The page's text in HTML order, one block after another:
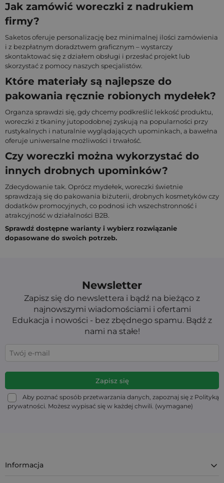
Jak zamówić woreczki z nadrukiem
firmy?
Saketos oferuje personalizację bez minimalnej ilości zamówienia
i z bezpłatnym doradztwem graficznym – wystarczy
skontaktować się z działem obsługi i przesłać projekt lub
skorzystać z pomocy naszych specjalistów.
Które materiały są najlepsze do
pakowania ręcznie robionych mydełek?
Organza sprawdzi się, gdy chcemy podkreślić lekkość produktu,
woreczki z tkaniny jutopodobnej zyskują na popularności przy
rustykalnych i naturalnie wyglądających upominkach, a bawełna
oferuje uniwersalne możliwości i trwałość.
Czy woreczki można wykorzystać do
innych drobnych upominków?
Zdecydowanie tak. Oprócz mydełek, woreczki świetnie
sprawdzają się do pakowania biżuterii, drobnych kosmetyków czy
dodatków promocyjnych, co podnosi ich wszechstronność i
atrakcyjność w działalności B2B.
Sprawdź dostępne warianty i wybierz rozwiązanie
dopasowane do swoich potrzeb.
Newsletter
Zapisz się do newslettera i bądź na bieżąco z
najnowszymi wiadomościami i ofertami
Edukacja i nowości - bez zbędnego spamu. Bądź z
nami na stałe!
Aby poznać sposób przetwarzania danych, zapoznaj się z Polityką
prywatności. Możesz wypisać się w każdej chwili. (wymagane)
Informacja